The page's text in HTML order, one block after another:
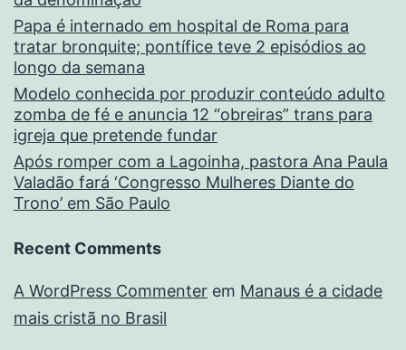
Papa é internado em hospital de Roma para
tratar bronquite; pontífice teve 2 episódios ao
longo da semana
Modelo conhecida por produzir conteúdo adulto
zomba de fé e anuncia 12 “obreiras” trans para
igreja que pretende fundar
Após romper com a Lagoinha, pastora Ana Paula
Valadão fará ‘Congresso Mulheres Diante do
Trono’ em São Paulo
Recent Comments
A WordPress Commenter em Manaus é a cidade
mais cristã no Brasil